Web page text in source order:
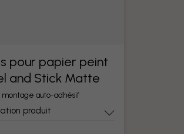
pour papier peint
and Stick Matte
montage auto-adhésif
produit